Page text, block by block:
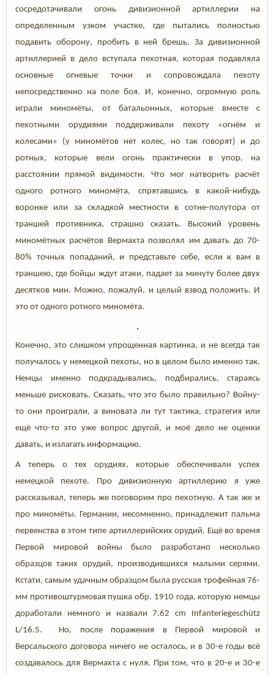
сосредотачивали огонь дивизионной артиллерии на
определенным узком участке, где пытались полностью
подавить оборону, пробить в ней брешь. За дивизионной
артиллерией в дело вступала пехотная, которая подавляла
основные огневые точки и сопровождала пехоту
непосредственно на поле боя. И, конечно, огромную роль
играли миномёты, от батальонных, которые вместе с
пехотными орудиями поддерживали пехоту «огнём и
колесами» (у миномётов нет колес, но так говорят) и до
ротных, которые вели огонь практически в упор, на
расстоянии прямой видимости. Что мог натворить расчёт
одного ротного миномёта, спрятавшись в какой-нибудь
воронке или за складкой местности в сотне-полутора от
траншей противника, страшно сказать. Высокий уровень
миномётных расчётов Вермахта позволял им давать до 70-
80% точных попаданий, и представьте себе, если к вам в
траншею, где бойцы ждут атаки, падает за минуту более двух
десятков мин. Можно, пожалуй, и целый взвод положить. И
это от одного ротного миномёта.
Конечно, это слишком упрощенная картинка, и не всегда так
получалось у немецкой пехоты, но в целом было именно так.
Немцы именно подкрадывались, подбирались, стараясь
меньше рисковать. Сказать, что это было правильно? Войну-
то они проиграли, а виновата ли тут тактика, стратегия или
ещё что-то это уже вопрос другой, и моё дело не оценки
давать, и излагать информацию.
А теперь о тех орудиях, которые обеспечивали успех
немецкой пехоте. Про дивизионную артиллерию я уже
рассказывал, теперь же поговорим про пехотную. А так же и
про миномёты. Германии, несомненно, принадлежит пальма
первенства в этом типе артиллерийских орудий. Ещё во время
Первой мировой войны было разработано несколько
образцов таких орудий, производившихся малыми серями.
Кстати, самым удачным образцом была русская трофейная 76-
мм противоштурмовая пушка обр. 1910 года, которую немцы
доработали немного и назвали 7.62 cm Infanteriegeschütz
L/16.5. Но, после поражения в Первой мировой и
Версальского договора ничего не осталось, и в 30-е годы всё
создавалось для Вермахта с нуля. При том, что в 20-е и 30-е